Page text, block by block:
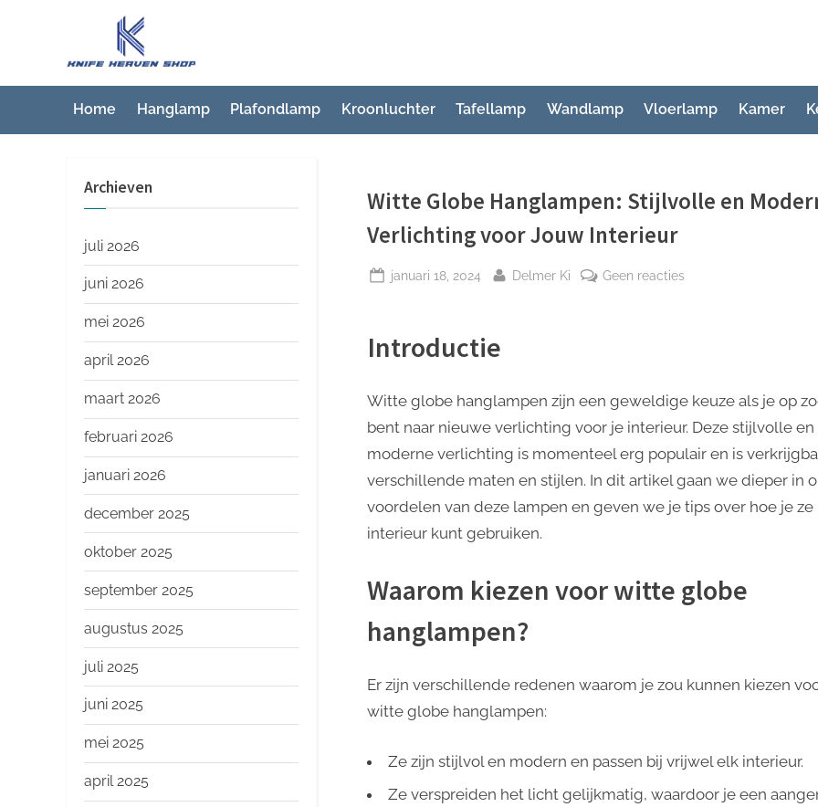
inhoud
K
n
i
f
e
h
Home Hanglamp Plafondlamp Kroonluchter Tafellamp Wandlamp Vloerlamp Kamer
Witte Globe Hanglampen: Stijlvolle en
Verlichting voor Jouw Interieur
Geplaatst
januari 18, 2024 Door
Delmer Ki Geen reacties
Moderne
Verlichting
voor
Jouw
Interieur
Introductie
Witte globe hanglampen zijn een geweldige keuze als je op
bent naar nieuwe verlichting voor je interieur. Deze stijlvolle en
moderne verlichting is momenteel erg populair en is
verschillende maten en stijlen. In dit artikel gaan we dieper in
voordelen van deze lampen en geven we je tips over hoe je ze
interieur kunt gebruiken.
Waarom kiezen voor witte globe
hanglampen?
Er zijn verschillende redenen waarom je zou kunnen kiezen
witte globe hanglampen:
Ze zijn stijlvol en modern en passen bij vrijwel elk interieur.
Ze verspreiden het licht gelijkmatig, waardoor je een
Archieven
juli 2026
juni 2026
mei 2026
april 2026
maart 2026
februari 2026
januari 2026
december 2025
oktober 2025
september 2025
augustus 2025
juli 2025
juni 2025
mei 2025
april 2025